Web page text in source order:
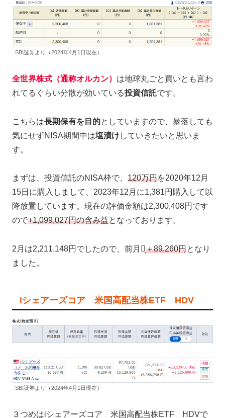
SBI証券より（2024年4月1日現在）
全世界株式（通称オルカン） は地球丸ごと買いとも言わ
れてるぐらい分散が効いている投資信託です。
こちらは長期保有を目的としていますので、暴落しても
気にせずNISA期間中は塩漬けしていきたいと思いま
す。
まずは、投資信託のNISA枠で、 120万円を2020年12月
15日に購入しまして、2023年12月に1,381円購入して以
降放置しています。現在の評価金額は2,300,408円です
ので+1,099,027円の含み益となっております。
2月は2,211,148円でしたので、前月比̟＋89,260円となり
ました。
iシェアーズコア 米国高配当株ETF HDV
SBI証券より（2024年4月1日現在）
３つめはiシェアーズコア 米国高配当株ETF HDVで